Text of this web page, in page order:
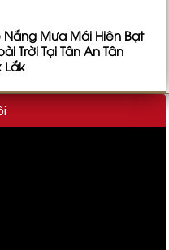
Nắng Mưa Mái Hiên Bạt
Trời Tại Tân An Tân
Lắk